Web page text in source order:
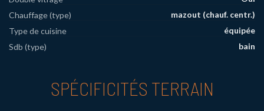
Chauffage (type)
mazout (chauf. centr.)
Type de cuisine
équipée
Sdb (type)
bain
SPÉCIFICITÉS TERRAIN